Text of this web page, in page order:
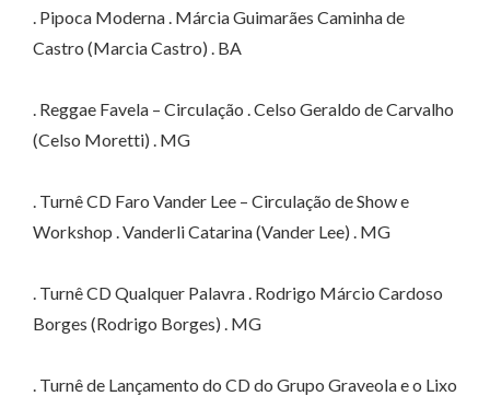
. Pipoca Moderna . Márcia Guimarães Caminha de
Castro (Marcia Castro) . BA
. Reggae Favela – Circulação . Celso Geraldo de Carvalho
(Celso Moretti) . MG
. Turnê CD Faro Vander Lee – Circulação de Show e
Workshop . Vanderli Catarina (Vander Lee) . MG
. Turnê CD Qualquer Palavra . Rodrigo Márcio Cardoso
Borges (Rodrigo Borges) . MG
. Turnê de Lançamento do CD do Grupo Graveola e o Lixo